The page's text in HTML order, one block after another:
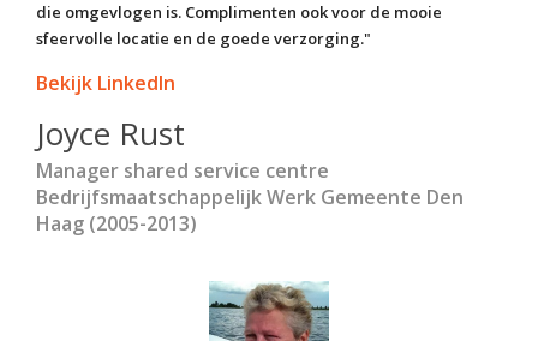
die omgevlogen is. Complimenten ook voor de mooie
sfeervolle locatie en de goede verzorging."
Bekijk LinkedIn
Joyce Rust
Manager shared service centre
Bedrijfsmaatschappelijk Werk Gemeente Den
Haag (2005-2013)